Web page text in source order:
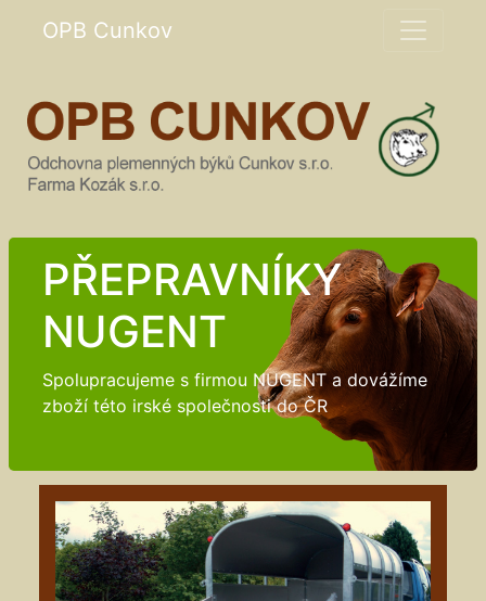
OPB Cunkov
PŘEPRAVNÍKY
NUGENT
Spolupracujeme s firmou NUGENT a dovážíme
zboží této irské společnosti do ČR